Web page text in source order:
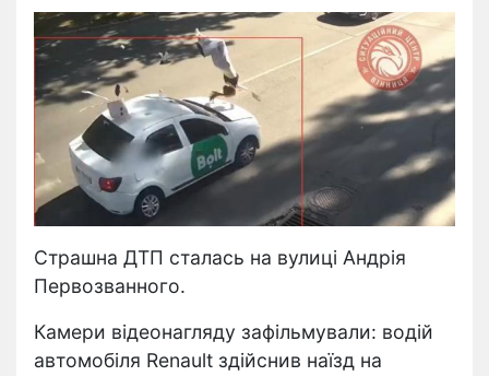
Страшна ДТП сталась на вулиці Андрія
Первозванного.
Камери відеонагляду зафільмували: водій
автомобіля Renault здійснив наїзд на